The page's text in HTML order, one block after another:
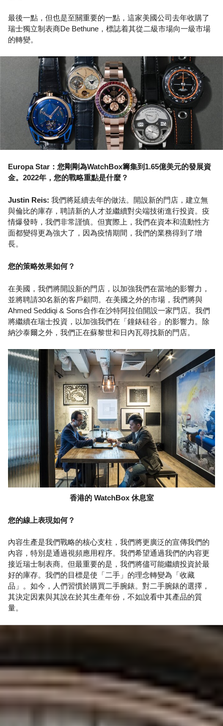
最後一點，但也是至關重要的一點，這家美國公司去年收購了
瑞士獨立制表商De Bethune，標誌着其從二級市場向一級市場
的轉變。
Europa Star：您剛剛為WatchBox籌集到1.65億美元的發展資
金。2022年，您的戰略重點是什麼？
Justin Reis: 我們將延續去年的做法。開設新的門店，建立無
與倫比的庫存，聘請新的人才並繼續對尖端技術進行投資。疫
情爆發時，我們非常謹慎。但實際上，我們在資本和流動性方
面都變得更為強大了，因為疫情期間，我們的業務得到了增
長。
您的策略效果如何？
在美國，我們將開設新的門店，以加強我們在當地的影響力，
並將聘請30名新的客戶顧問。在美國之外的市場，我們將與
Ahmed Seddiqi & Sons合作在沙特阿拉伯開設一家門店。我們
將繼續在瑞士投資，以加強我們在「鐘錶硅谷」的影響力。除
納沙泰爾之外，我們正在蘇黎世和日內瓦尋找新的門店。
香港的 WatchBox 休息室
您的線上表現如何？
內容生產是我們戰略的核心支柱，我們將更廣泛的宣傳我們的
內容，特別是通過視頻應用程序。我們希望通過我們的內容更
接近瑞士制表商。但最重要的是，我們將儘可能繼續投資於最
好的庫存。我們的目標是使「二手」的理念轉變為「收藏
品」。如今，人們習慣於購買二手腕錶。對二手腕錶的選擇，
其決定因素與其說在於其生產年份，不如說看中其產品的質
量。